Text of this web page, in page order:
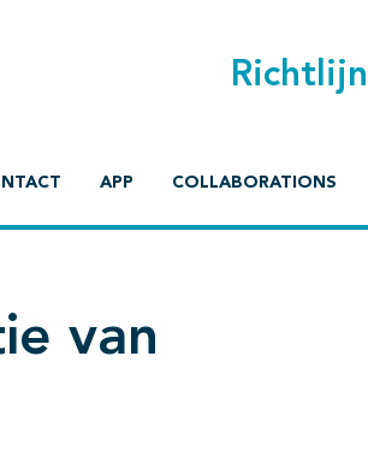
APP COLLABORATIONS
van